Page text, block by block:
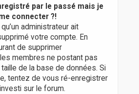
par le passé mais je
connecter ?!
administrateur ait
votre compte. En
de supprimer
membres ne postant pas
de la base de données. Si
tentez de vous ré-enregistrer
sur le forum.